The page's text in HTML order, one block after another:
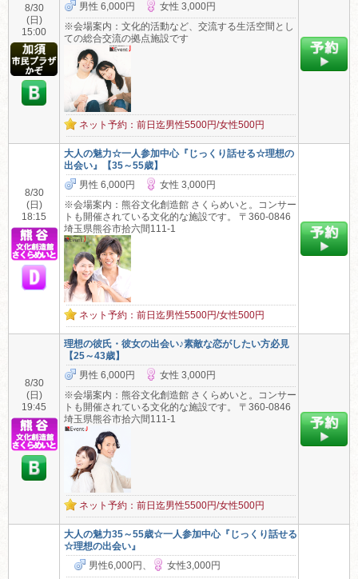
8/30
(日)
15:00
男性 6,000円
女性 3,000円
※会場案内：文化的活動など、交流する生活空間とし
ての総合交流の拠点施設です
ネット予約：前日迄男性5500円/女性500円
8/30
(日)
18:15
大人の魅力☆一人参加中心『じっくり話せる☆理想の
出会い』【35～55歳】
男性 6,000円
女性 3,000円
※会場案内：熊谷文化創造館 さくらめいと。コンサー
トも開催されている文化的な施設です。 〒360-0846
埼玉県熊谷市拾六間111-1
ネット予約：前日迄男性5500円/女性500円
8/30
(日)
19:45
理想の彼氏・彼女の出会い♪素敵な恋がしたい方必見
【25～43歳】
男性 6,000円
女性 3,000円
※会場案内：熊谷文化創造館 さくらめいと。コンサー
トも開催されている文化的な施設です。 〒360-0846
埼玉県熊谷市拾六間111-1
ネット予約：前日迄男性5500円/女性500円
大人の魅力35～55歳☆一人参加中心『じっくり話せる
☆理想の出会い』
男性6,000円、
女性3,000円